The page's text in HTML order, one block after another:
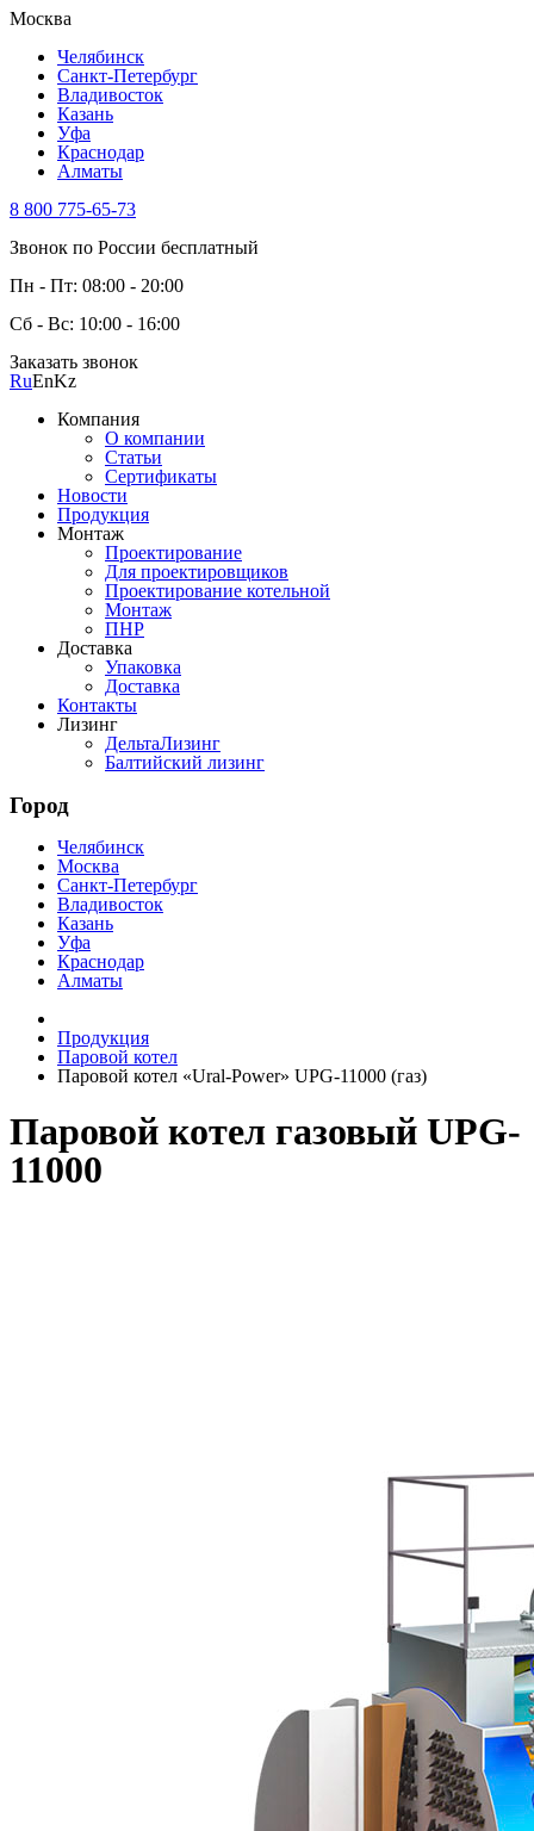
Москва
Челябинск
Санкт-Петербург
Владивосток
Казань
Уфа
Краснодар
Алматы
8 800 775-65-73
Звонок по России бесплатный
Пн - Пт: 08:00 - 20:00
Сб - Вс: 10:00 - 16:00
Заказать звонок
RuEnKz
Компания
О компании
Статьи
Сертификаты
Новости
Продукция
Монтаж
Проектирование
Для проектировщиков
Проектирование котельной
Монтаж
ПНР
Доставка
Упаковка
Доставка
Контакты
Лизинг
ДельтаЛизинг
Балтийский лизинг
Город
Челябинск
Москва
Санкт-Петербург
Владивосток
Казань
Уфа
Краснодар
Алматы
Продукция
Паровой котел
Паровой котел «Ural-Power» UPG-11000 (газ)
Паровой котел газовый UPG-
11000